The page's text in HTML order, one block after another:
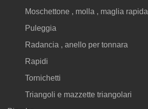
Moschettone , molla , maglia rapida
Puleggia
Radancia , anello per tonnara
Rapidi
Tornichetti
Triangoli e mazzette triangolari